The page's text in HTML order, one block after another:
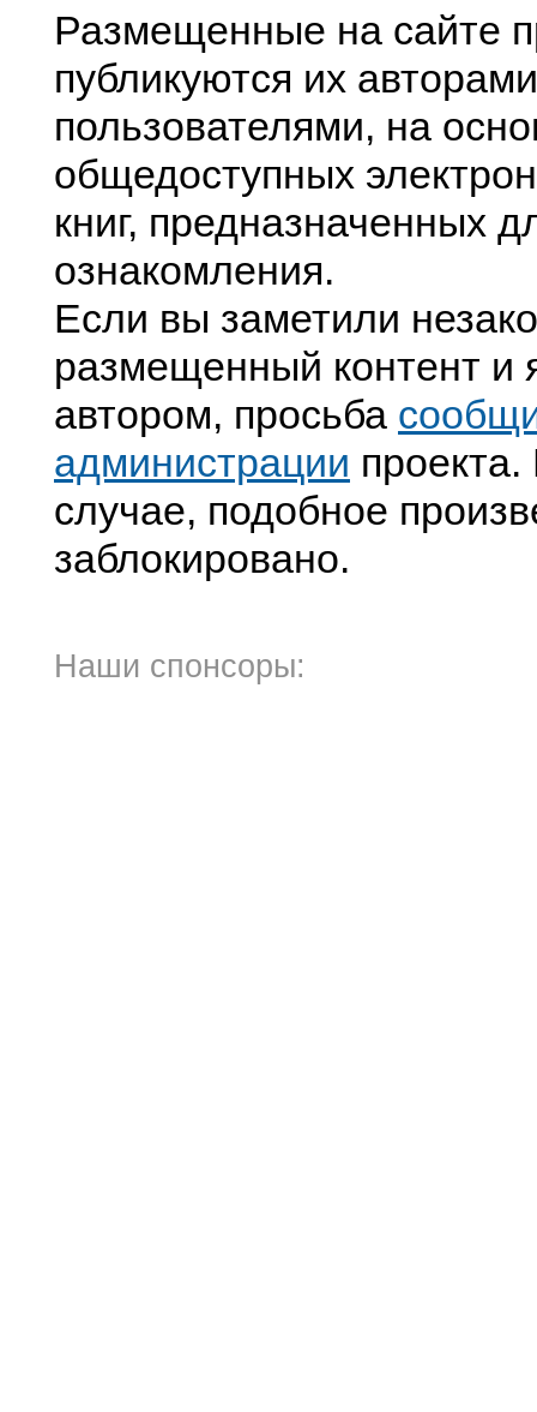
Размещенные на сайте
публикуются их
пользователями, на
общедоступных
книг, предназначенных
ознакомления.
Если вы заметили
размещенный контент и
автором, просьба
администрации
случае, подобное
заблокировано.
Наши спонсоры: